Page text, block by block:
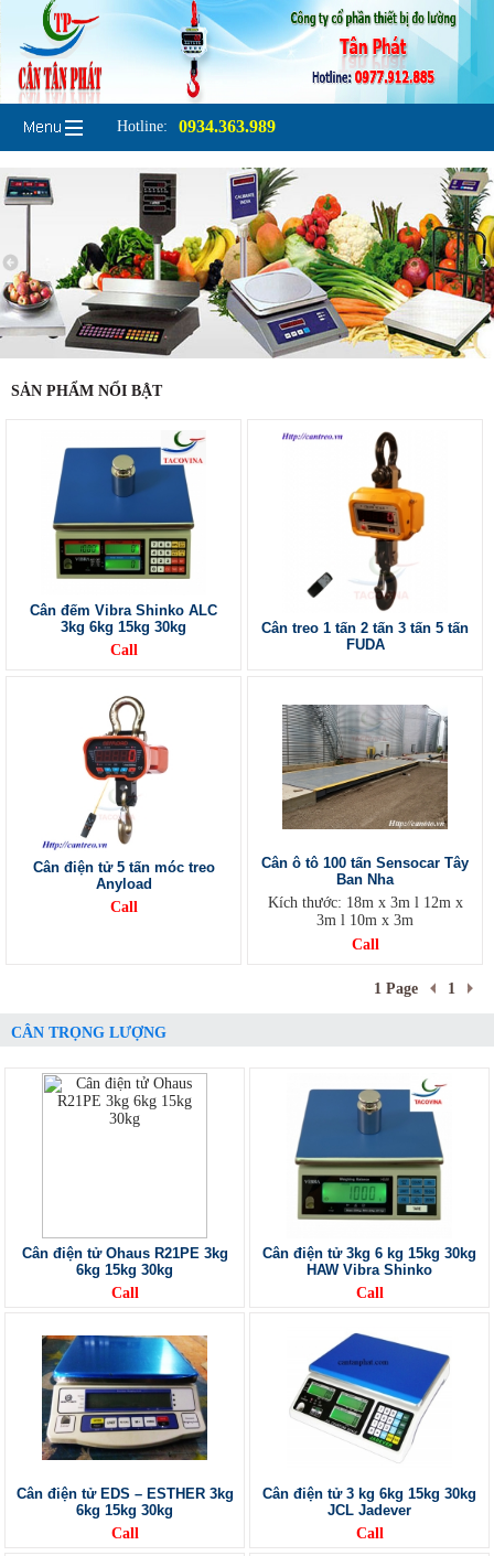
Hotline: 0934.363.989
SẢN PHẨM NỔI BẬT
Cân đếm Vibra Shinko ALC
3kg 6kg 15kg 30kg
Call
Cân treo 1 tấn 2 tấn 3 tấn 5 tấn
FUDA
Cân điện tử 5 tấn móc treo
Anyload
Call
Cân ô tô 100 tấn Sensocar Tây
Ban Nha
Kích thước: 18m x 3m l 12m x
3m l 10m x 3m
Call
1 Page 1
CÂN TRỌNG LƯỢNG
Cân điện tử Ohaus R21PE 3kg
6kg 15kg 30kg
Call
Cân điện tử 3kg 6 kg 15kg 30kg
HAW Vibra Shinko
Call
Cân điện tử EDS – ESTHER 3kg
6kg 15kg 30kg
Call
Cân điện tử 3 kg 6kg 15kg 30kg
JCL Jadever
Call